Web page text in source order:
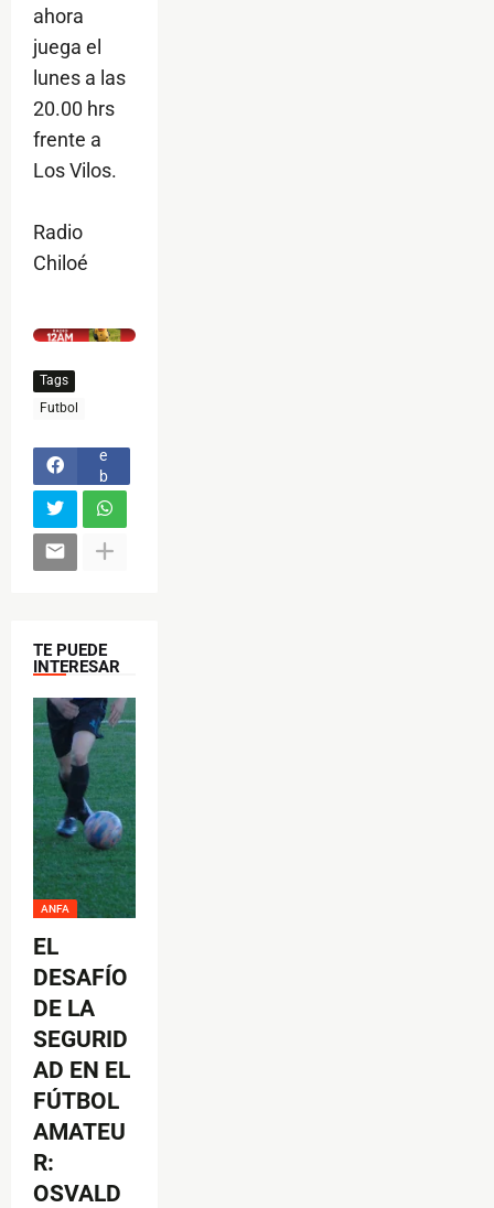
ahora
juega el
lunes a las
20.00 hrs
frente a
Los Vilos.
Radio
Chiloé
Tags
Futbol
e
b
o
o
k
TE PUEDE
INTERESAR
ANFA
EL
DESAFÍO
DE LA
SEGURID
AD EN EL
FÚTBOL
AMATEU
R:
OSVALD